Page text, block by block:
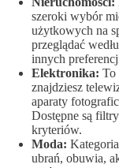
szeroki wybór
użytkowych na
przeglądać
innych
Elektronika: To
znajdziesz
aparaty
Dostępne są
kryteriów.
Moda:
ubrań, obuwia,